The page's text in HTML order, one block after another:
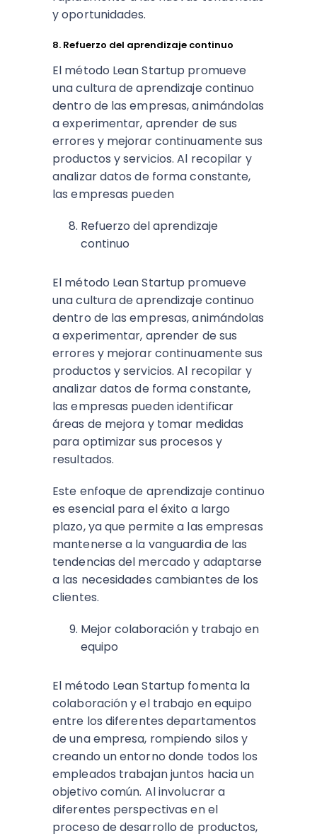
y oportunidades.
8. Refuerzo del aprendizaje continuo
El método Lean Startup promueve
una cultura de aprendizaje continuo
dentro de las empresas, animándolas
a experimentar, aprender de sus
errores y mejorar continuamente sus
productos y servicios. Al recopilar y
analizar datos de forma constante,
las empresas pueden
Refuerzo del aprendizaje
continuo
El método Lean Startup promueve
una cultura de aprendizaje continuo
dentro de las empresas, animándolas
a experimentar, aprender de sus
errores y mejorar continuamente sus
productos y servicios. Al recopilar y
analizar datos de forma constante,
las empresas pueden identificar
áreas de mejora y tomar medidas
para optimizar sus procesos y
resultados.
Este enfoque de aprendizaje continuo
es esencial para el éxito a largo
plazo, ya que permite a las empresas
mantenerse a la vanguardia de las
tendencias del mercado y adaptarse
a las necesidades cambiantes de los
clientes.
Mejor colaboración y trabajo en
equipo
El método Lean Startup fomenta la
colaboración y el trabajo en equipo
entre los diferentes departamentos
de una empresa, rompiendo silos y
creando un entorno donde todos los
empleados trabajan juntos hacia un
objetivo común. Al involucrar a
diferentes perspectivas en el
proceso de desarrollo de productos,